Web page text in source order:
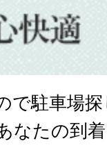
で駐車場
なたの到